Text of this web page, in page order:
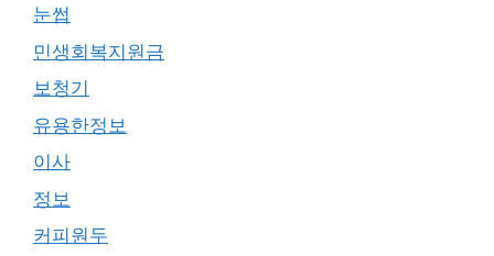
눈썹
민생회복지원금
보청기
유용한정보
이사
정보
커피원두